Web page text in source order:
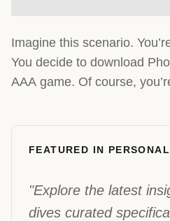
Imagine this scenario.
You decide to download
AAA game. Of course,
FEATURED IN
"Explore the latest
dives curated